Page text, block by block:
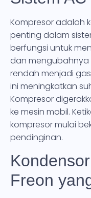
Kompresor adalah
penting dalam
berfungsi untuk
dan
rendah menjadi
ini meningkatkan
Kompresor
ke mesin mobil.
kompresor mulai
pendinginan.
Freon